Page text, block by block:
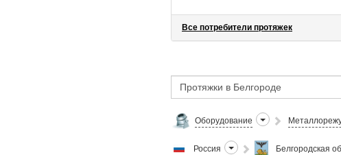
Все потребители протяжек
Оборудование
Россия Белгородская